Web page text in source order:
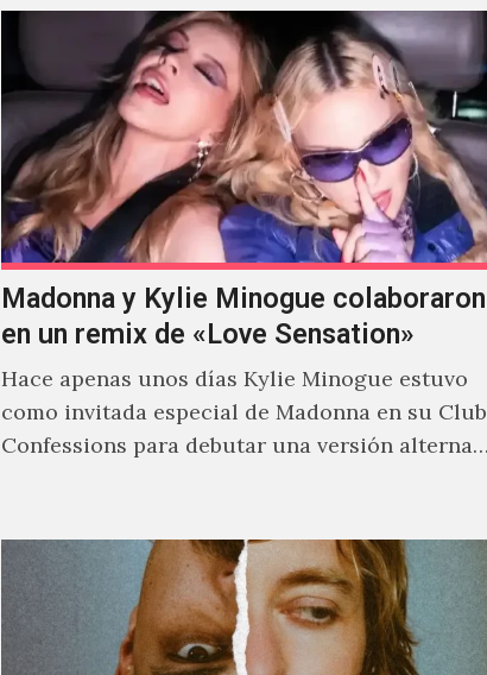
Madonna y Kylie Minogue colaboraron
en un remix de «Love Sensation»
Hace apenas unos días Kylie Minogue estuvo
como invitada especial de Madonna en su Club
Confessions para debutar una versión alterna